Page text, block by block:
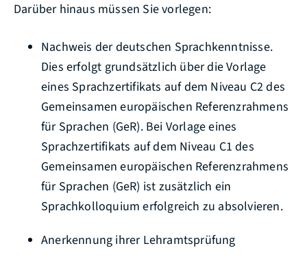
Darüber hinaus müssen Sie vorlegen:
Nachweis der deutschen Sprachkenntnisse.
Dies erfolgt grundsätzlich über die Vorlage
eines Sprachzertifikats auf dem Niveau C2 des
Gemeinsamen europäischen Referenzrahmens
für Sprachen (GeR). Bei Vorlage eines
Sprachzertifikats auf dem Niveau C1 des
Gemeinsamen europäischen Referenzrahmens
für Sprachen (GeR) ist zusätzlich ein
Sprachkolloquium erfolgreich zu absolvieren.
Anerkennung ihrer Lehramtsprüfung